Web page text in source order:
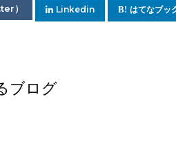
） Linkedin はてなブッ
ブログ